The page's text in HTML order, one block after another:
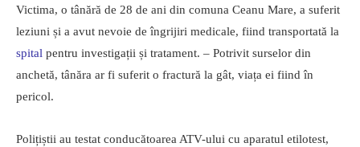
Victima, o tânără de 28 de ani din comuna Ceanu Mare, a suferit
leziuni și a avut nevoie de îngrijiri medicale, fiind transportată la
spital pentru investigații și tratament. – Potrivit surselor din
anchetă, tânăra ar fi suferit o fractură la gât, viața ei fiind în
pericol.
Polițiștii au testat conducătoarea ATV-ului cu aparatul etilotest,